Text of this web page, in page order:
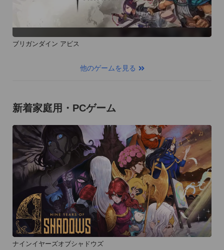
ブリガンダイン アビス
他のゲームを見る
新着家庭用・PCゲーム
ナインイヤーズオブシャドウズ